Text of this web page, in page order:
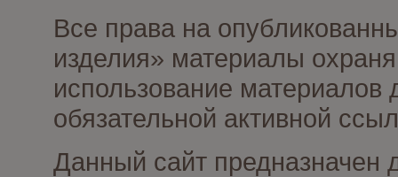
Все права на
изделия» материалы
использование материалов
обязательной активной
Данный сайт предназначен